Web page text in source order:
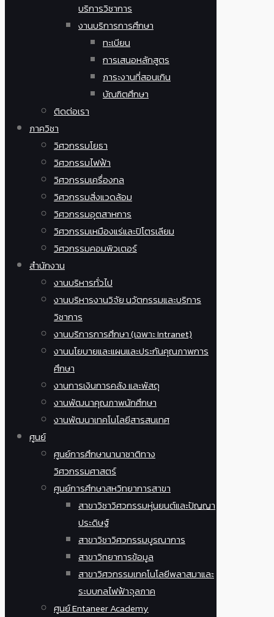
บริการวิชาการ
งานบริการการศึกษา
ทะเบียน
การเสนอหลักสูตร
ภาระงานที่สอนเกิน
บัณฑิตศึกษา
ติดต่อเรา
ภาควิชา
วิศวกรรมโยธา
วิศวกรรมไฟฟ้า
วิศวกรรมเครื่องกล
วิศวกรรมสิ่งแวดล้อม
วิศวกรรมอุตสาหการ
วิศวกรรมเหมืองแร่และปิโตรเลียม
วิศวกรรมคอมพิวเตอร์
สำนักงาน
งานบริหารทั่วไป
งานบริหารงานวิจัย นวัตกรรมและบริการ
วิชาการ
งานบริการการศึกษา (เฉพาะ Intranet)
งานนโยบายและแผนและประกันคุณภาพการ
ศึกษา
งานการเงินการคลัง และพัสดุ
งานพัฒนาคุณภาพนักศึกษา
งานพัฒนาเทคโนโลยีสารสนเทศ
ศูนย์
ศูนย์การศึกษานานาชาติทาง
วิศวกรรมศาสตร์
ศูนย์การศึกษาสหวิทยาการสาขา
สาขาวิชาวิศวกรรมหุ่นยนต์และปัญญา
ประดิษฐ์
สาขาวิชาวิศวกรรมบูรณาการ
สาขาวิทยาการข้อมูล
สาขาวิศวกรรมเทคโนโลยีพลาสมาและ
ระบบกลไฟฟ้าจุลภาค
ศูนย์ Entaneer Academy